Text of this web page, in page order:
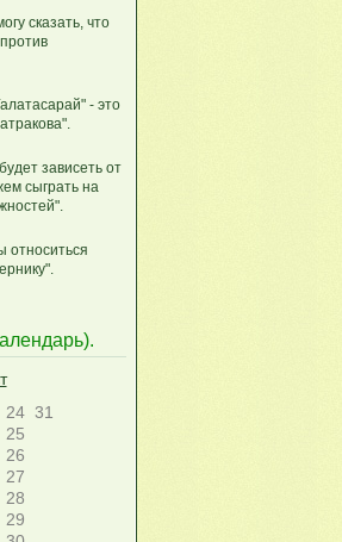
сказать, что
- это
зависеть от
сыграть на
относиться
).
24 31
25
26
27
28
29